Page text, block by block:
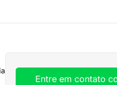
Entre em contato